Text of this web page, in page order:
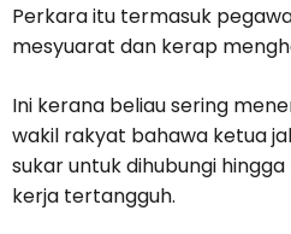
Perkara itu termasuk
mesyuarat dan kerap
Ini kerana beliau sering
wakil rakyat bahawa ketua
sukar untuk dihubungi
kerja tertangguh.